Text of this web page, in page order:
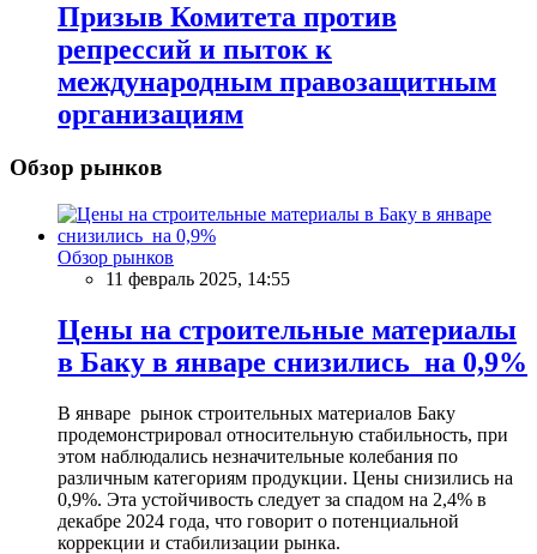
Призыв Комитета против
репрессий и пыток к
международным правозащитным
организациям
Обзор рынков
Обзор рынков
11 февраль 2025, 14:55
Цены на строительные материалы
в Баку в январе снизились на 0,9%
В январе рынок строительных материалов Баку
продемонстрировал относительную стабильность, при
этом наблюдались незначительные колебания по
различным категориям продукции. Цены снизились на
0,9%. Эта устойчивость следует за спадом на 2,4% в
декабре 2024 года, что говорит о потенциальной
коррекции и стабилизации рынка.